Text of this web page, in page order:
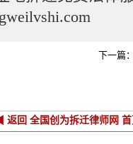
下一篇
返回 全国创为拆迁律师网